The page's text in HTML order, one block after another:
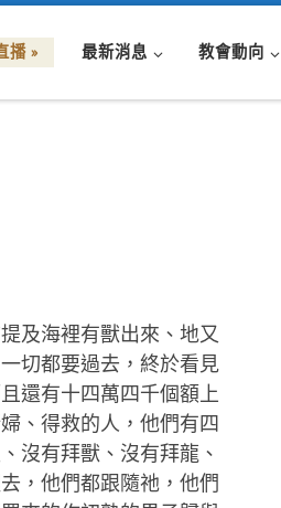
播 » 最新消息 教會動向
及海裡有獸出來、地又
切都要過去，終於看見
還有十四萬四千個額上
、得救的人，他們有四
沒有拜獸、沒有拜龍、
，他們都跟隨祂，他們